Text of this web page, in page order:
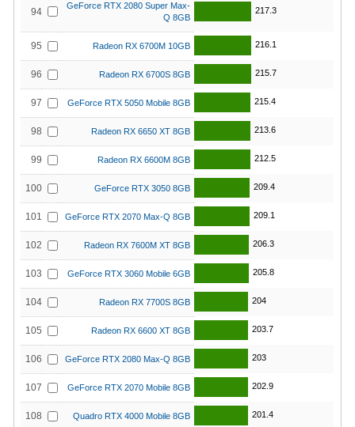
94
GeForce RTX 2080 Super Max-
Q 8GB
217.3
95 Radeon RX 6700M 10GB 216.1
96 Radeon RX 6700S 8GB 215.7
97 GeForce RTX 5050 Mobile 8GB 215.4
98 Radeon RX 6650 XT 8GB 213.6
99 Radeon RX 6600M 8GB 212.5
100 GeForce RTX 3050 8GB 209.4
101 GeForce RTX 2070 Max-Q 8GB 209.1
102 Radeon RX 7600M XT 8GB 206.3
103 GeForce RTX 3060 Mobile 6GB 205.8
104 Radeon RX 7700S 8GB 204
105 Radeon RX 6600 XT 8GB 203.7
106 GeForce RTX 2080 Max-Q 8GB 203
107 GeForce RTX 2070 Mobile 8GB 202.9
108 Quadro RTX 4000 Mobile 8GB 201.4